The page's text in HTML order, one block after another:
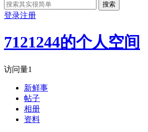
搜索
登录注册
7121244的个人空间
访问量1
新鲜事
帖子
相册
资料